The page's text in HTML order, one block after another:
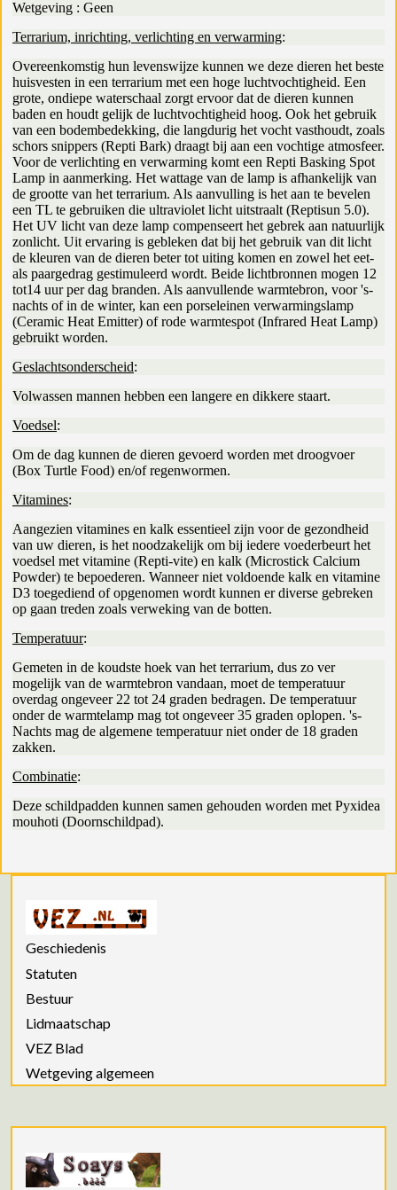
Wetgeving : Geen
Terrarium, inrichting, verlichting en verwarming:
Overeenkomstig hun levenswijze kunnen we deze dieren het beste
huisvesten in een terrarium met een hoge luchtvochtigheid. Een
grote, ondiepe waterschaal zorgt ervoor dat de dieren kunnen
baden en houdt gelijk de luchtvochtigheid hoog. Ook het gebruik
van een bodembedekking, die langdurig het vocht vasthoudt, zoals
schors snippers (Repti Bark) draagt bij aan een vochtige atmosfeer.
Voor de verlichting en verwarming komt een Repti Basking Spot
Lamp in aanmerking. Het wattage van de lamp is afhankelijk van
de grootte van het terrarium. Als aanvulling is het aan te bevelen
een TL te gebruiken die ultraviolet licht uitstraalt (Reptisun 5.0).
Het UV licht van deze lamp compenseert het gebrek aan natuurlijk
zonlicht. Uit ervaring is gebleken dat bij het gebruik van dit licht
de kleuren van de dieren beter tot uiting komen en zowel het eet-
als paargedrag gestimuleerd wordt. Beide lichtbronnen mogen 12
tot14 uur per dag branden. Als aanvullende warmtebron, voor 's-
nachts of in de winter, kan een porseleinen verwarmingslamp
(Ceramic Heat Emitter) of rode warmtespot (Infrared Heat Lamp)
gebruikt worden.
Geslachtsonderscheid:
Volwassen mannen hebben een langere en dikkere staart.
Voedsel:
Om de dag kunnen de dieren gevoerd worden met droogvoer
(Box Turtle Food) en/of regenwormen.
Vitamines:
Aangezien vitamines en kalk essentieel zijn voor de gezondheid
van uw dieren, is het noodzakelijk om bij iedere voederbeurt het
voedsel met vitamine (Repti-vite) en kalk (Microstick Calcium
Powder) te bepoederen. Wanneer niet voldoende kalk en vitamine
D3 toegediend of opgenomen wordt kunnen er diverse gebreken
op gaan treden zoals verweking van de botten.
Temperatuur:
Gemeten in de koudste hoek van het terrarium, dus zo ver
mogelijk van de warmtebron vandaan, moet de temperatuur
overdag ongeveer 22 tot 24 graden bedragen. De temperatuur
onder de warmtelamp mag tot ongeveer 35 graden oplopen. 's-
Nachts mag de algemene temperatuur niet onder de 18 graden
zakken.
Combinatie:
Deze schildpadden kunnen samen gehouden worden met Pyxidea
mouhoti (Doornschildpad).
Geschiedenis
Statuten
Bestuur
Lidmaatschap
VEZ Blad
Wetgeving algemeen